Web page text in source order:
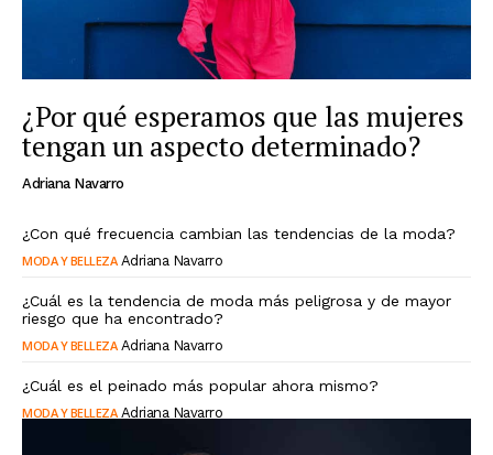
¿Por qué esperamos que las mujeres
tengan un aspecto determinado?
Adriana Navarro
¿Con qué frecuencia cambian las tendencias de la moda?
MODA Y BELLEZA Adriana Navarro
¿Cuál es la tendencia de moda más peligrosa y de mayor
riesgo que ha encontrado?
MODA Y BELLEZA Adriana Navarro
¿Cuál es el peinado más popular ahora mismo?
MODA Y BELLEZA Adriana Navarro